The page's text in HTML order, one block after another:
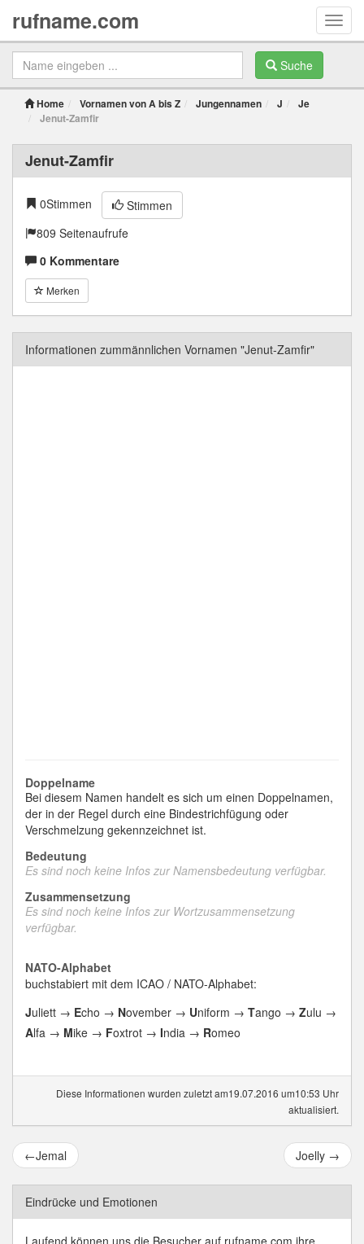
rufname.com
Suche
Home Vornamen von A bis Z Jungennamen J
Je
Jenut-Zamfir
Jenut-Zamfir
0Stimmen
Stimmen
809 Seitenaufrufe
0 Kommentare
Merken
Informationen zummännlichen Vornamen "Jenut-Zamfir"
Doppelname
Bei diesem Namen handelt es sich um einen Doppelnamen,
der in der Regel durch eine Bindestrichfügung oder
Verschmelzung gekennzeichnet ist.
Bedeutung
Es sind noch keine Infos zur Namensbedeutung verfügbar.
Zusammensetzung
Es sind noch keine Infos zur Wortzusammensetzung
verfügbar.
NATO-Alphabet
buchstabiert mit dem ICAO / NATO-Alphabet:
Juliett → Echo → November → Uniform → Tango → Zulu →
Alfa → Mike → Foxtrot → India → Romeo
Diese Informationen wurden zuletzt am19.07.2016 um10:53 Uhr
aktualisiert.
←Jemal Joelly →
Eindrücke und Emotionen
Laufend können uns die Besucher auf rufname.com ihre